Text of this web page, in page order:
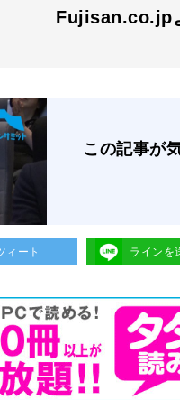
Fujisan.co.jp
この記事が
ィート ラインを